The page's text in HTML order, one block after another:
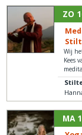
ZO
Wij
Kees
MA